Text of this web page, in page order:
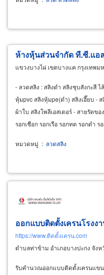
ห้างหุ้นส่วนจำกัด ที.ซี.แอ
แขวงบางไผ่ เขตบางแค กรุงเทพม
- ลวดสลิง : สลิงดำ สลิงชุบสังกะสี ไ
หุ้มpvc สลิงหุ้มpe(ดำ) สลิงเฮี๊ยบ -
ผ้าใบ สลิงโพลีเอสเตอร์ - สายรัดข
รอกเชือก รอกเรือ รอกทด รอกดำ
หมวดหมู่ : ลวดสลิง
ออกแบบติดตั้งเครนโรงง
https://www.ติดตั้งเครน.com
ตำบลท่าข้าม อำเภอบางปะกง จังห
รับคำนวณออกแบบติดตั้งเครนแข